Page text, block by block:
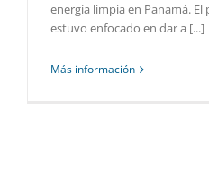
energía limpia en Panamá.
estuvo enfocado en dar a [...]
Más información